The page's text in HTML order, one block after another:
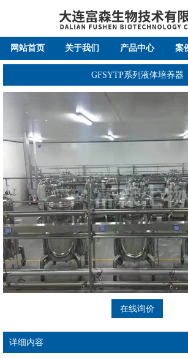
网站首页 关于我们 产品中心 案
GFSYTP系列液体培养器
在线询价
详细内容